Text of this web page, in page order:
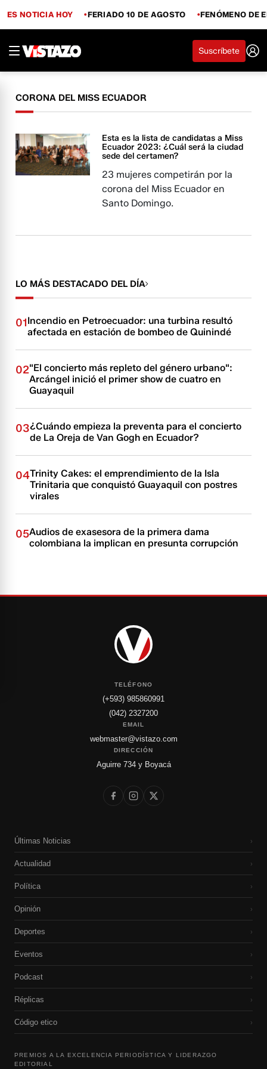
ES NOTICIA HOY FERIADO 10 DE AGOSTO FENÓMENO DE
Suscríbete
CORONA DEL MISS ECUADOR
Esta es la lista de candidatas a Miss
Ecuador 2023: ¿Cuál será la ciudad
sede del certamen?
23 mujeres competirán por la
corona del Miss Ecuador en
Santo Domingo.
LO MÁS DESTACADO DEL DÍA
01Incendio en Petroecuador: una turbina resultó
afectada en estación de bombeo de Quinindé
02"El concierto más repleto del género urbano":
Arcángel inició el primer show de cuatro en
Guayaquil
03¿Cuándo empieza la preventa para el concierto
de La Oreja de Van Gogh en Ecuador?
04Trinity Cakes: el emprendimiento de la Isla
Trinitaria que conquistó Guayaquil con postres
virales
05Audios de exasesora de la primera dama
colombiana la implican en presunta corrupción
TELÉFONO
(+593) 985860991
(042) 2327200
EMAIL
webmaster@vistazo.com
DIRECCIÓN
Aguirre 734 y Boyacá
Últimas Noticias ›
Actualidad ›
Política ›
Opinión ›
Deportes ›
Eventos ›
Podcast ›
Réplicas ›
Código etico ›
PREMIOS A LA EXCELENCIA PERIODÍSTICA Y LIDERAZGO
EDITORIAL